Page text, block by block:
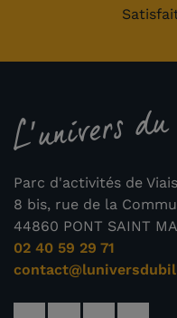
Parc d'activités de Viais
8 bis, rue de la
44860 PONT SAINT
02 40 59 29 71